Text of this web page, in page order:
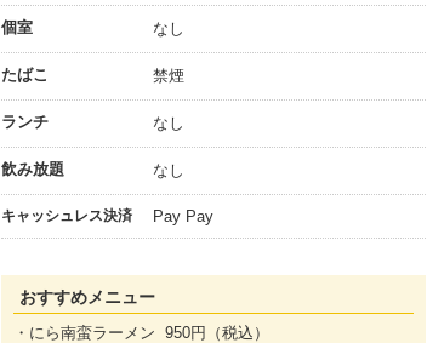
個室 なし
たばこ 禁煙
ランチ なし
飲み放題 なし
キャッシュレス決済 Pay Pay
おすすめメニュー
・にら南蛮ラーメン 950円（税込）